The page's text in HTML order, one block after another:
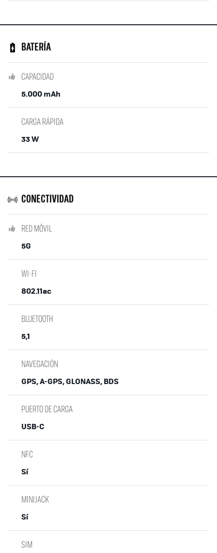
BATERÍA
CAPACIDAD
5.000 mAh
CARGA RÁPIDA
33 W
CONECTIVIDAD
RED MÓVIL
5G
WI-FI
802.11ac
BLUETOOTH
5,1
NAVEGACIÓN
GPS, A-GPS, GLONASS, BDS
PUERTO DE CARGA
USB-C
NFC
Sí
MINIJACK
Sí
SIM